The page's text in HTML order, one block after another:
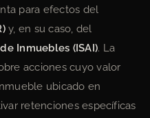
para efectos del
y, en su caso, del
Inmuebles (ISAI). La
acciones cuyo valor
ubicado en
retenciones específicas